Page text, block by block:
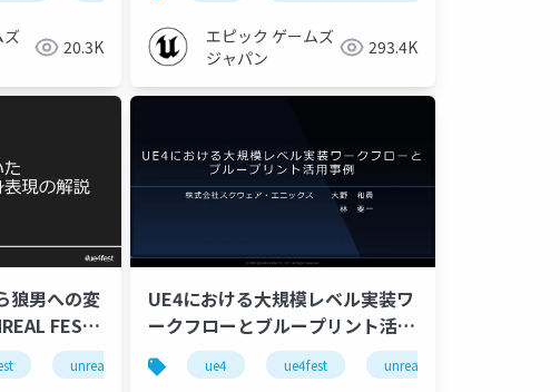
ズ
20.3K
エピック ゲームズ
ジャパン
293.4K
ue-ui ue-c++ ue-editor ue-ui ue-sequencer
狼男への変
FEST
unreal fest east 2019 ue-rendering ue-animation
UE4における大規模レベル実装ワ
ークフローとブループリント活用
事例
ue4 ue4fest unreal fest east 2019